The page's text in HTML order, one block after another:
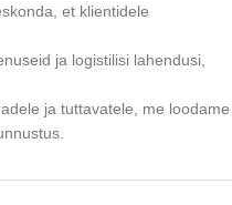
et klientidele
ja logistilisi lahendusi,
ja tuttavatele, me loodame